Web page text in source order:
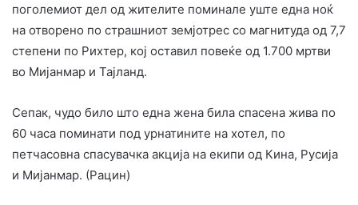
поголемиот дел од жителите поминале уште една ноќ
на отворено по страшниот земјотрес со магнитуда од 7,7
степени по Рихтер, кој оставил повеќе од 1.700 мртви
во Мијанмар и Тајланд.
Сепак, чудо било што една жена била спасена жива по
60 часа поминати под урнатините на хотел, по
петчасовна спасувачка акција на екипи од Кина, Русија
и Мијанмар. (Рацин)